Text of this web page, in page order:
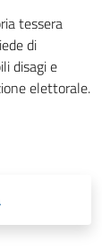
tessera
di
disagi e
elettorale.